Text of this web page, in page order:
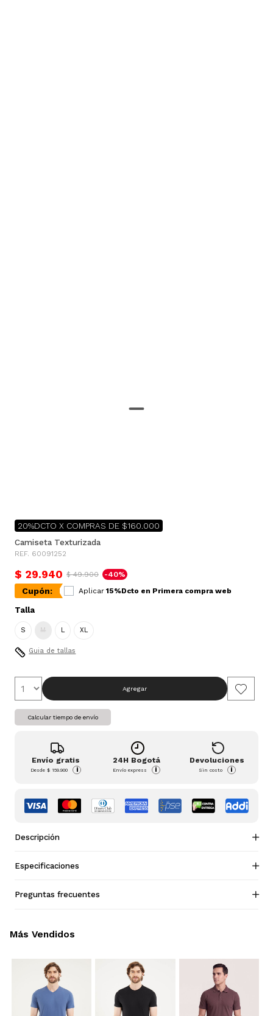
20%DCTO X COMPRAS DE $160.000
Camiseta Texturizada
REF. 60091252
$ 29.940 $ 49.900 -40%
Cupón: Aplicar 15%Dcto en Primera compra web
Talla
S M L XL
Guia de tallas
Agregar
Calcular tiempo de envío
Envío gratis
Desde$ 159.900 i
24H Bogotá
Envío express i
Devoluciones
Sin costo i
Descripción
Especificaciones
Preguntas frecuentes
Más Vendidos